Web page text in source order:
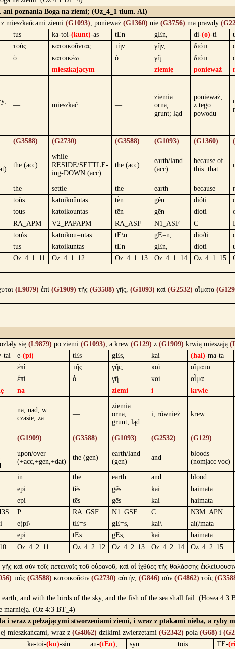
ani poznania Boga na ziemi; (Oz_4_1 tłum. AI)
z mieszkańcami ziemi (G1093), ponieważ (G1360) nie (G3756) ma prawdy
tus ka-toi-(kunt)-as tEn gEn, di-(o)-ti
τοὺς κατοικοῦντας τὴν γῆν, διότι
ὁ κατοικέω ὁ γῆ διότι
— mieszkającym — ziemię ponieważ
— mieszkać —
ziemia
orna,
grunt; ląd
ponieważ;
z tego
powodu
(G3588) (G2730) (G3588) (G1093) (G1360)
the (acc)
while
RESIDE/SETTLE-
ing-DOWN (acc)
the (acc)
earth/land
(acc)
because of
this: that
the settle the earth because
toùs katoikoûntas tḕn gên dióti
tous katoikountas tēn gēn dioti
RA_APM V2_PAPAPM RA_ASF N1_ASF C
tou\s katoikou=ntas tE\n gE=n, dio/ti
tus katoikuntas tEn gEn, dioti
Oz_4_1_11 Oz_4_1_12 Oz_4_1_13 Oz_4_1_14 Oz_4_1_15
(L9879) ἐπὶ (G1909) τῆς (G3588) γῆς, (G1093) καὶ (G2532) αἵματα
się (L9879) po ziemi (G1093), a krew (G129) z (G1909) krwią mieszają
tai e-(pi) tEs gEs, kai (hai)-ma-ta
ἐπὶ τῆς γῆς, καὶ
αἵματα
ἐπί ὁ γῆ καί
αἷμα
na — ziemi i krwie
na, nad, w
czasie, za
—
ziemia
orna,
grunt; ląd
i, również krew
(G1909) (G3588) (G1093) (G2532) (G129)
upon/over
(+acc,+gen,+dat)
the (gen)
earth/land
(gen)
and
bloods
(nom|acc|voc)
in the earth and
blood
epì tês gês kaì
haímata
epi tēs gēs kai
haimata
P RA_GSF N1_GSF C
N3M_APN
e)pi\ tE=s gE=s, kai\
ai(/mata
epi tEs gEs, kai
haimata
Oz_4_2_11 Oz_4_2_12 Oz_4_2_13 Oz_4_2_14 Oz_4_2_15
καὶ σὺν τοῖς πετεινοῖς τοῦ οὐρανοῦ, καὶ οἱ ἰχθύες τῆς θαλάσσης
τοῖς (G3588) κατοικοῦσιν (G2730) αὐτήν, (G846) σὺν (G4862) τοῖς
and with the birds of the sky, and the fish of the sea shall fail: (Hosea 4:3
marnieją. (Oz 4:3 BT_4)
i wraz z pełzającymi stworzeniami ziemi, i wraz z ptakami nieba, a ryby
mieszkańcami, wraz z (G4862) dzikimi zwierzętami (G2342) pola (G68) i
ka-toi-(ku)-sin au-(tEn), syn tois TE-